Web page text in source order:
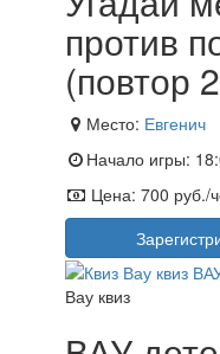
против
(повтор
Место: Евгенич
Начало игры:
Цена: 700 руб./
Вау квиз